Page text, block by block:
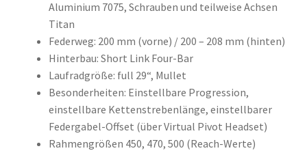
Aluminium 7075, Schrauben und teilweise Achsen
Titan
Federweg: 200 mm (vorne) / 200 – 208 mm (hinten)
Hinterbau: Short Link Four-Bar
Laufradgröße: full 29“, Mullet
Besonderheiten: Einstellbare Progression,
einstellbare Kettenstrebenlänge, einstellbarer
Federgabel-Offset (über Virtual Pivot Headset)
Rahmengrößen 450, 470, 500 (Reach-Werte)